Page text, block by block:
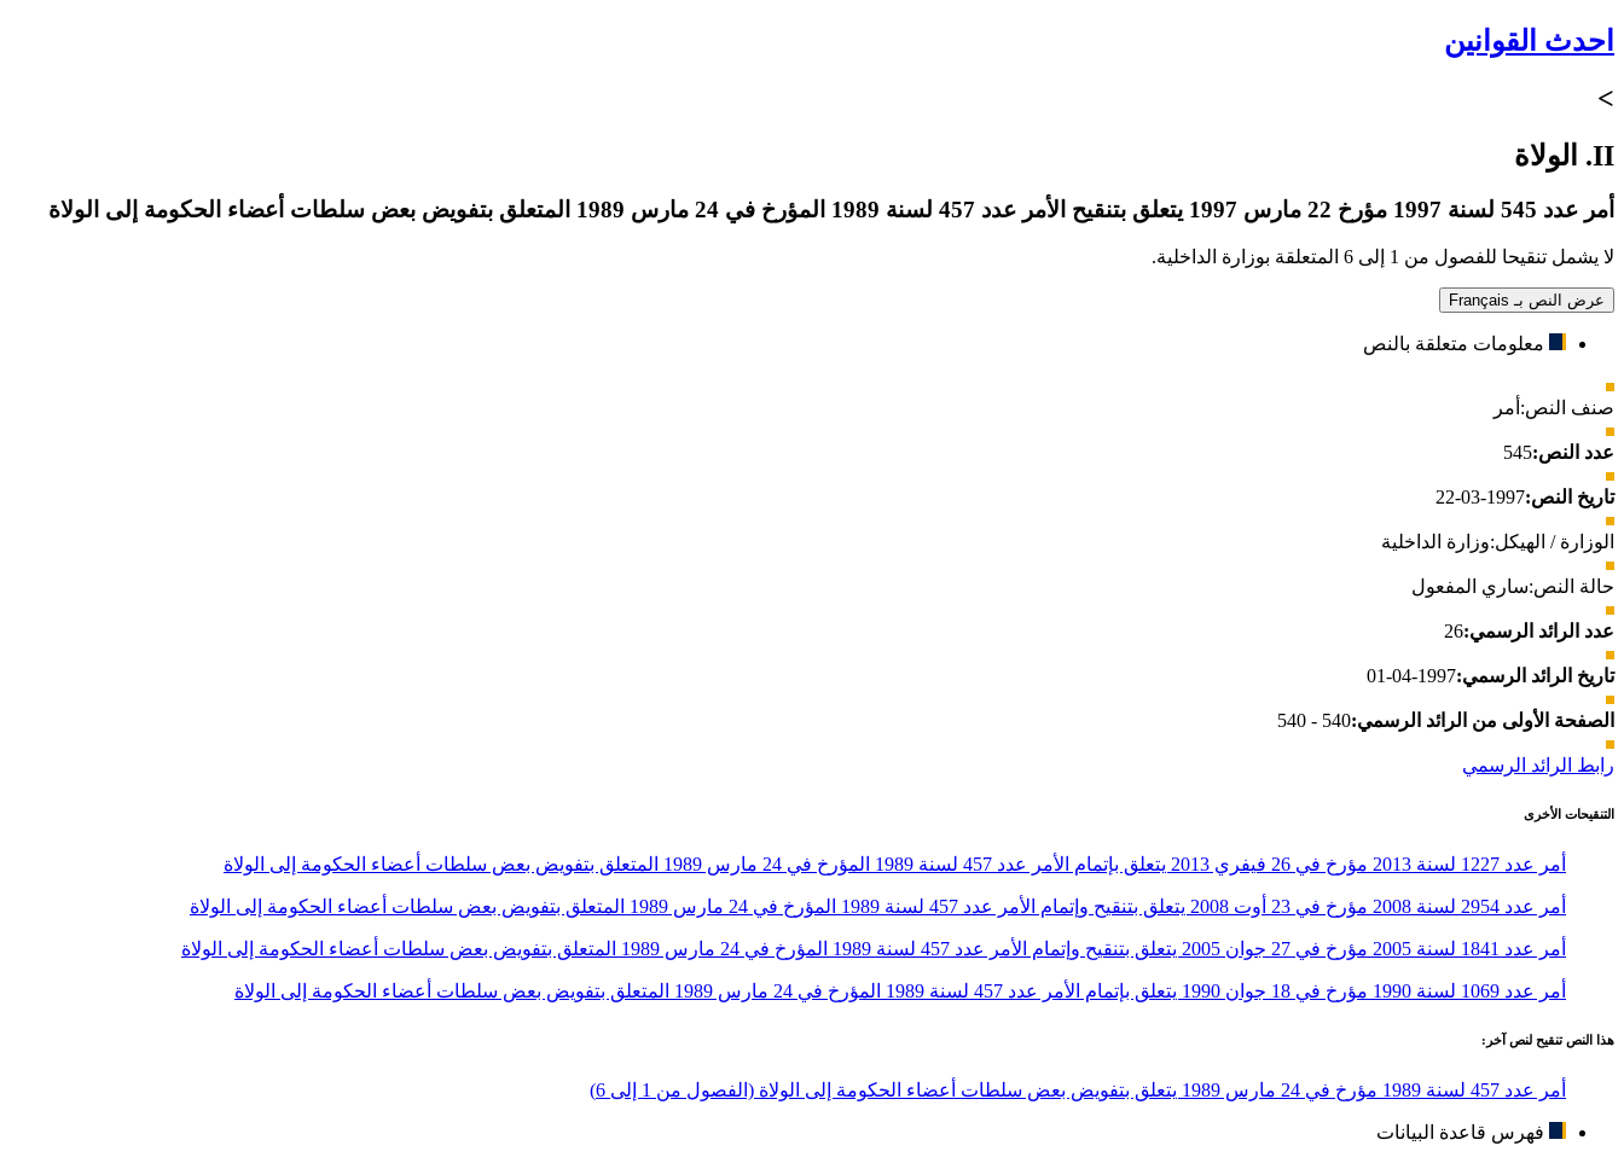
احدث القوانين
>
II. الولاة
أمر عدد 545 لسنة 1997 مؤرخ 22 مارس 1997 يتعلق بتنقيح الأمر عدد 457 لسنة 1989 المؤرخ في 24 مارس 1989 المتعلق بتفويض بعض سلطات أعضاء الحكومة إلى الولاة
لا يشمل تنقيحا للفصول من 1 إلى 6 المتعلقة بوزارة الداخلية.
عرض النص بـ Français
معلومات متعلقة بالنص
صنف النص: أمر
عدد النص:545
تاريخ النص:1997-03-22
الوزارة / الهيكل:وزارة الداخلية
حالة النص:ساري المفعول
عدد الرائد الرسمي:26
تاريخ الرائد الرسمي:1997-04-01
الصفحة الأولى من الرائد الرسمي:540 - 540
رابط الرائد الرسمي
التنقيحات الأخرى
أمر عدد 1227 لسنة 2013 مؤرخ في 26 فيفري 2013 يتعلق بإتمام الأمر عدد 457 لسنة 1989 المؤرخ في 24 مارس 1989 المتعلق بتفويض بعض سلطات أعضاء الحكومة إلى الولاة
أمر عدد 2954 لسنة 2008 مؤرخ في 23 أوت 2008 يتعلق بتنقيح وإتمام الأمر عدد 457 لسنة 1989 المؤرخ في 24 مارس 1989 المتعلق بتفويض بعض سلطات أعضاء الحكومة إلى الولاة
أمر عدد 1841 لسنة 2005 مؤرخ في 27 جوان 2005 يتعلق بتنقيح وإتمام الأمر عدد 457 لسنة 1989 المؤرخ في 24 مارس 1989 المتعلق بتفويض بعض سلطات أعضاء الحكومة إلى الولاة
أمر عدد 1069 لسنة 1990 مؤرخ في 18 جوان 1990 يتعلق بإتمام الأمر عدد 457 لسنة 1989 المؤرخ في 24 مارس 1989 المتعلق بتفويض بعض سلطات أعضاء الحكومة إلى الولاة
هذا النص تنقيح لنص آخر:
أمر عدد 457 لسنة 1989 مؤرخ في 24 مارس 1989 يتعلق بتفويض بعض سلطات أعضاء الحكومة إلى الولاة (الفصول من 1 إلى 6)
فهرس قاعدة البيانات